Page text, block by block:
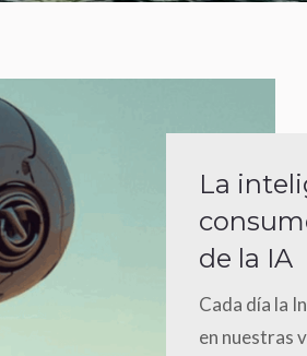
La
de la IA
Cada día la
en nuestras